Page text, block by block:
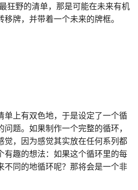
狂野的清单，那是可能在未来有机
移牌，并带着一个未来的牌框。
单上有双色地，于是设定了一个循
题。如果制作一个完整的循环，
觉，因为感觉其实放在任何系列都
有趣的想法：如果这个循环里的每
不同的地循环呢？那将会是一个非